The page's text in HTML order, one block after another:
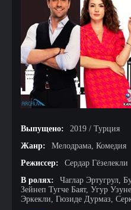
Выпущено:
2019 / Турция
Жанр:
Мелодрама, Комедия
Режиссер:
Сердар Гёзелекли
В ролях:
Чаглар Эртугрул,
Зейнеп Тугче Баят, Угур
Эркекли, Гюзиде Дурмаз,